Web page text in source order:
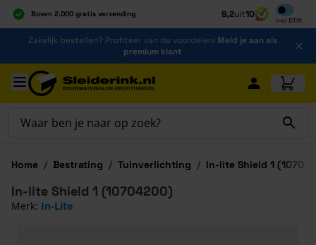
Boven 2.000 gratis verzending
Al 40 jaar dé specialist
Alles onder één dak
9,2uit10
Incl BTW
Inclusief
Ga naar de inhoud
Zakelijk bestellen? Profiteer van de voordelen! Meld je aan als
premium klant
Ga naar hoofdinhoud
Home / Bestrating / Tuinverlichting / In-lite Shield 1
In-lite Shield 1 (10704200)
Merk: In-Lite